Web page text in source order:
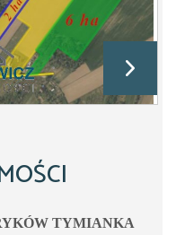
TYMIANKA